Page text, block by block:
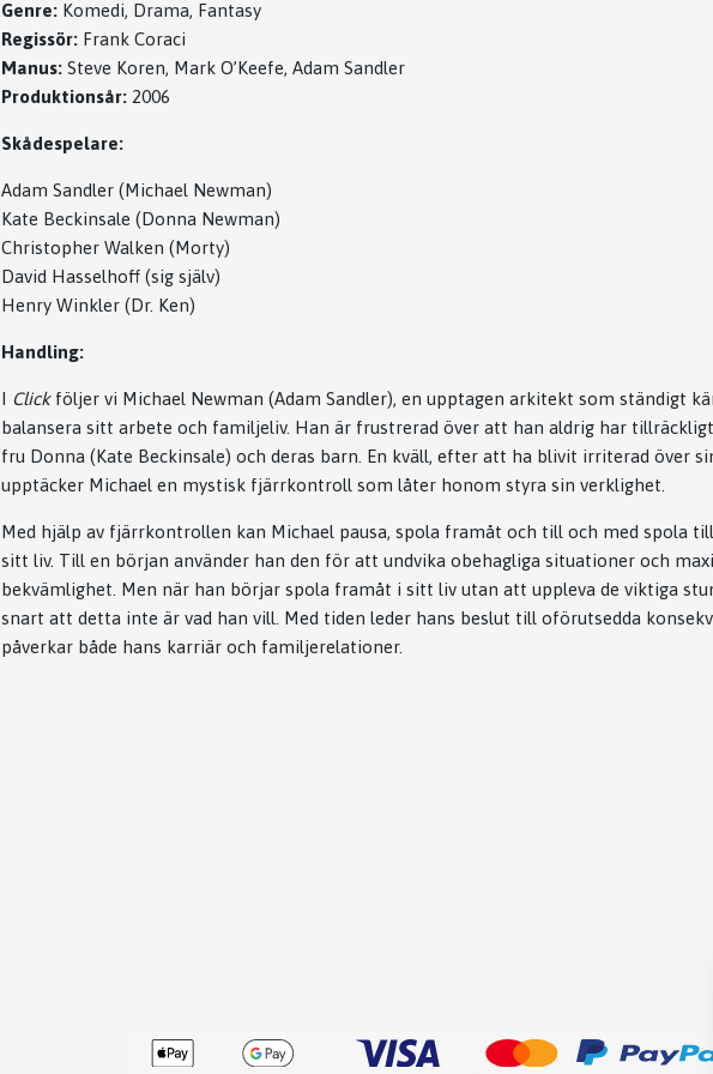
Genre: Komedi, Drama, Fantasy
Regissör: Frank Coraci
Manus: Steve Koren, Mark O’Keefe, Adam Sandler
Produktionsår: 2006
Skådespelare:
Adam Sandler (Michael Newman)
Kate Beckinsale (Donna Newman)
Christopher Walken (Morty)
David Hasselhoff (sig själv)
Henry Winkler (Dr. Ken)
Handling:
I Clickföljer vi Michael Newman (Adam Sandler), en upptagen arkitekt som ständigt
balansera sitt arbete och familjeliv. Han är frustrerad över att han aldrig har
fru Donna (Kate Beckinsale) och deras barn. En kväll, efter att ha blivit irriterad över
upptäcker Michael en mystisk fjärrkontroll som låter honom styra sin verklighet.
Med hjälp av fjärrkontrollen kan Michael pausa, spola framåt och till och med spola
sitt liv. Till en början använder han den för att undvika obehagliga situationer och
bekvämlighet. Men när han börjar spola framåt i sitt liv utan att uppleva de viktiga
snart att detta inte är vad han vill. Med tiden leder hans beslut till oförutsedda
påverkar både hans karriär och familjerelationer.